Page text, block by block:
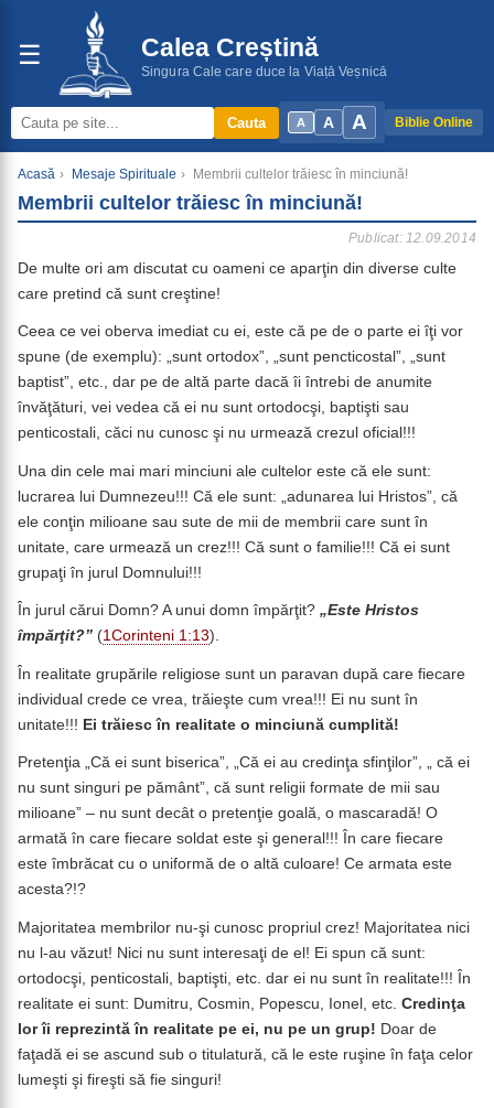
☰ Calea Creștină
Singura Cale care duce la Viață Veșnică
A A A Biblie Online
Cauta
Acasă › Mesaje Spirituale › Membrii cultelor trăiesc în minciună!
Membrii cultelor trăiesc în minciună!
Publicat: 12.09.2014
De multe ori am discutat cu oameni ce aparţin din diverse culte
care pretind că sunt creştine!
Ceea ce vei oberva imediat cu ei, este că pe de o parte ei îţi vor
spune (de exemplu): „sunt ortodox”, „sunt pencticostal”, „sunt
baptist”, etc., dar pe de altă parte dacă îi întrebi de anumite
învăţături, vei vedea că ei nu sunt ortodocşi, baptişti sau
penticostali, căci nu cunosc şi nu urmează crezul oficial!!!
Una din cele mai mari minciuni ale cultelor este că ele sunt:
lucrarea lui Dumnezeu!!! Că ele sunt: „adunarea lui Hristos”, că
ele conţin milioane sau sute de mii de membrii care sunt în
unitate, care urmează un crez!!! Că sunt o familie!!! Că ei sunt
grupaţi în jurul Domnului!!!
În jurul cărui Domn? A unui domn împărţit? „Este Hristos
împărţit?” (1Corinteni 1:13).
În realitate grupările religiose sunt un paravan după care fiecare
individual crede ce vrea, trăieşte cum vrea!!! Ei nu sunt în
unitate!!! Ei trăiesc în realitate o minciună cumplită!
Pretenţia „Că ei sunt biserica”, „Că ei au credinţa sfinţilor”, „ că ei
nu sunt singuri pe pământ”, că sunt religii formate de mii sau
milioane” – nu sunt decât o pretenţie goală, o mascaradă! O
armată în care fiecare soldat este şi general!!! În care fiecare
este îmbrăcat cu o uniformă de o altă culoare! Ce armata este
acesta?!?
Majoritatea membrilor nu-şi cunosc propriul crez! Majoritatea nici
nu l-au văzut! Nici nu sunt interesaţi de el! Ei spun că sunt:
ortodocşi, penticostali, baptişti, etc. dar ei nu sunt în realitate!!! În
realitate ei sunt: Dumitru, Cosmin, Popescu, Ionel, etc. Credinţa
lor îi reprezintă în realitate pe ei, nu pe un grup! Doar de
faţadă ei se ascund sub o titulatură, că le este ruşine în faţa celor
lumeşti şi fireşti să fie singuri!